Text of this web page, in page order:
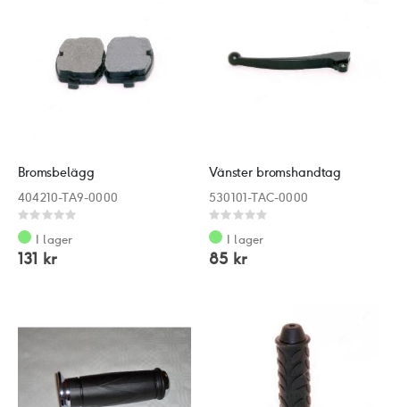
Bromsbelägg
404210-TA9-0000
Rating:
0%
I lager
131 kr
Vänster bromshandtag
530101-TAC-0000
Rating:
0%
I lager
85 kr